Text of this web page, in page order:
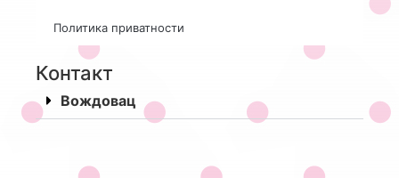
Политика приватности
Контакт
Вождовац